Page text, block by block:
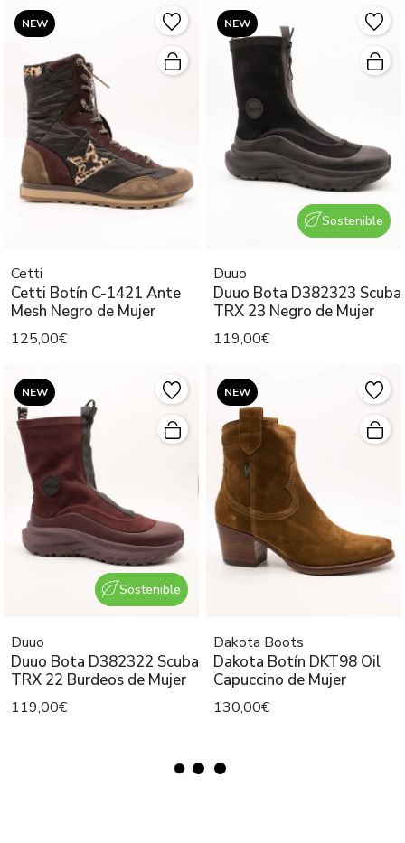
NEW
Cetti
Cetti Botín C-1421 Ante
Mesh Negro de Mujer
125,00€
Sostenible
NEW
Duuo
Duuo Bota D382323 Scuba
TRX 23 Negro de Mujer
119,00€
Sostenible
NEW
Duuo
Duuo Bota D382322 Scuba
TRX 22 Burdeos de Mujer
119,00€
NEW
Dakota Boots
Dakota Botín DKT98 Oil
Capuccino de Mujer
130,00€